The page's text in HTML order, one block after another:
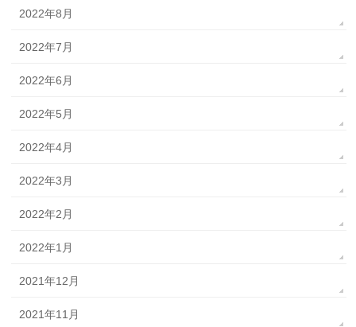
2022年8月
2022年7月
2022年6月
2022年5月
2022年4月
2022年3月
2022年2月
2022年1月
2021年12月
2021年11月